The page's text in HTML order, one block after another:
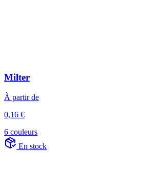
Milter
À partir de
0,16 €
6 couleurs
En stock